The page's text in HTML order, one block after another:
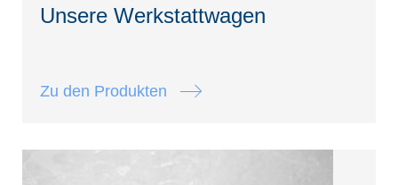
Unsere Werkstattwagen
Zu den Produkten